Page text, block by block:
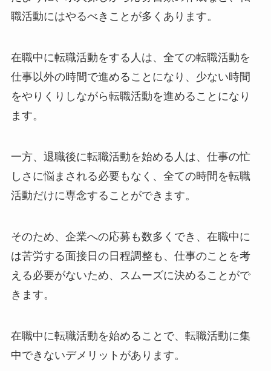
職活動にはやるべきことが多くあります。
在職中に転職活動をする人は、全ての転職活動を
仕事以外の時間で進めることになり、少ない時間
をやりくりしながら転職活動を進めることになり
ます。
一方、退職後に転職活動を始める人は、仕事の忙
しさに悩まされる必要もなく、全ての時間を転職
活動だけに専念することができます。
そのため、企業への応募も数多くでき、在職中に
は苦労する面接日の日程調整も、仕事のことを考
える必要がないため、スムーズに決めることがで
きます。
在職中に転職活動を始めることで、転職活動に集
中できないデメリットがあります。